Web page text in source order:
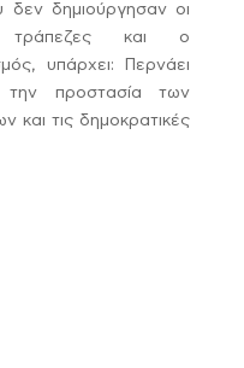
δεν δημιούργησαν οι
τράπεζες και ο
υπάρχει: Περνάει
προστασία των
και τις δημοκρατικές